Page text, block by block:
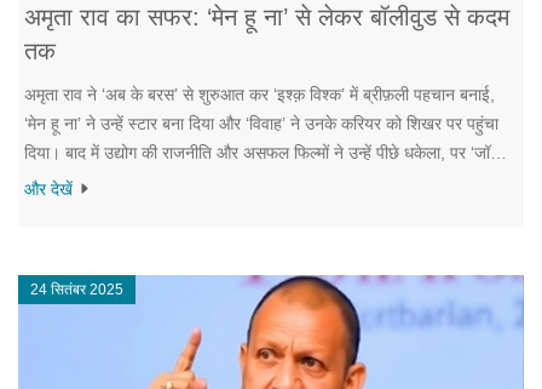
अमृता राव का सफर: ‘मेन हू ना’ से लेकर बॉलीवुड से कदम
तक
अमृता राव ने ‘अब के बरस’ से शुरुआत कर ‘इश्क़ विश्क’ में ब्रीफ़ली पहचान बनाई,
‘मेन हू ना’ ने उन्हें स्टार बना दिया और ‘विवाह’ ने उनके करियर को शिखर पर पहुंचा
दिया। बाद में उद्योग की राजनीति और असफल फिल्मों ने उन्हें पीछे धकेला, पर ‘जॉली
एलएलबी’ से फिर से बॉक्स‑ऑफिस पर लौटी। अब वह टेलीविजन और सहायक
और देखें
24 सितंबर 2025